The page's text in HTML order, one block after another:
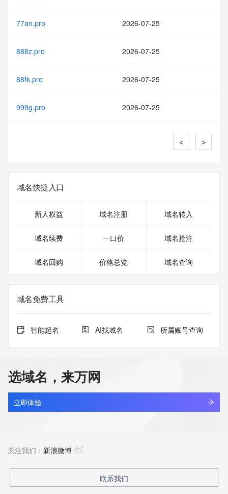
77an.pro 2026-07-25
888z.pro 2026-07-25
88fk.pro 2026-07-25
999g.pro 2026-07-25
< >
域名快捷入口
新人权益 域名注册 域名转入
域名续费 一口价 域名抢注
域名回购 价格总览 域名查询
域名免费工具
智能起名 AI找域名 所属账号查询
选域名，来万网
立即体验
关注我们： 新浪微博
联系我们